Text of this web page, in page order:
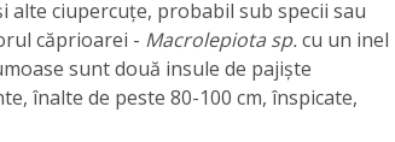
alte ciupercuțe, probabil sub specii sau
căprioarei - Macrolepiota sp.cu un inel
sunt două insule de pajiște
înalte de peste 80-100 cm, înspicate,